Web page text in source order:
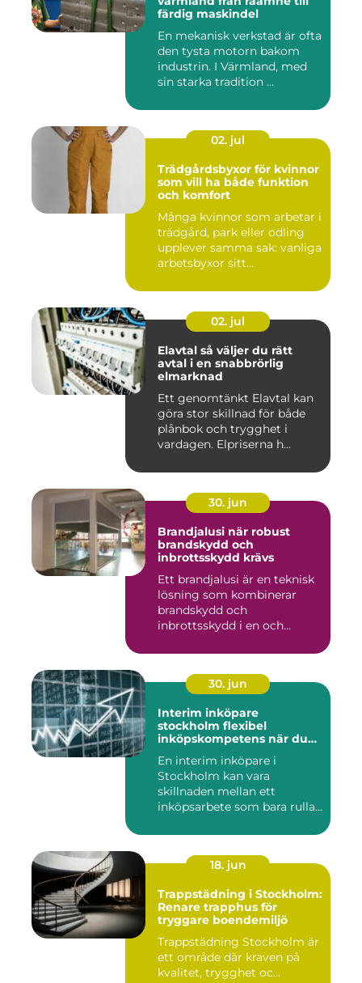
färdig maskindel
En mekanisk verkstad är ofta
den tysta motorn bakom
industrin. I Värmland, med
sin starka tradition ...
02. jul
Trädgårdsbyxor för kvinnor
som vill ha både funktion
och komfort
Många kvinnor som arbetar i
trädgård, park eller odling
upplever samma sak: vanliga
arbetsbyxor sitt...
02. jul
Elavtal så väljer du rätt
avtal i en snabbrörlig
elmarknad
Ett genomtänkt Elavtal kan
göra stor skillnad för både
plånbok och trygghet i
vardagen. Elpriserna h...
30. jun
Brandjalusi när robust
brandskydd och
inbrottsskydd krävs
Ett brandjalusi är en teknisk
lösning som kombinerar
brandskydd och
inbrottsskydd i en och
30. jun
Interim inköpare
stockholm flexibel
inköpskompetens när du
En interim inköpare i
Stockholm kan vara
skillnaden mellan ett
inköpsarbete som bara rullar
18. jun
Trappstädning i Stockholm:
Renare trapphus för
tryggare boendemiljö
Trappstädning Stockholm är
ett område där kraven på
kvalitet, trygghet oc...